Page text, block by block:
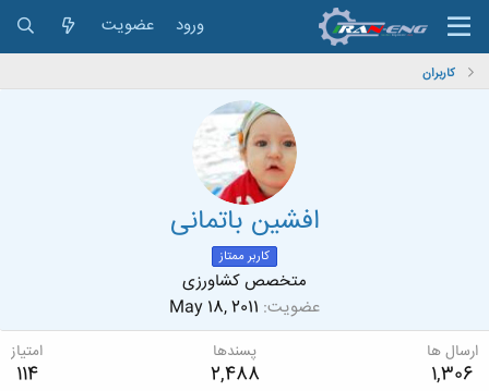
ورود عضویت
کاربران
افشین باتمانی
کاربر ممتاز
متخصص کشاورزی
عضویت May 18, 2011
ارسال ها
1,306
پسندها
2,488
امتیاز
114